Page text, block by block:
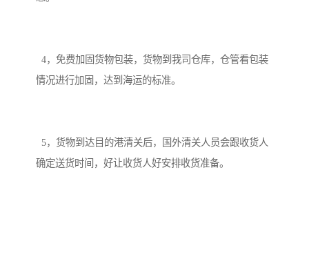
4，免费加固货物包装，货物到我司仓库，仓管看包装
情况进行加固，达到海运的标准。
5，货物到达目的港清关后，国外清关人员会跟收货人
确定送货时间，好让收货人好安排收货准备。